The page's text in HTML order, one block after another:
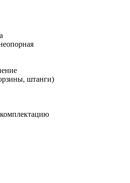
штанги)
комплектацию